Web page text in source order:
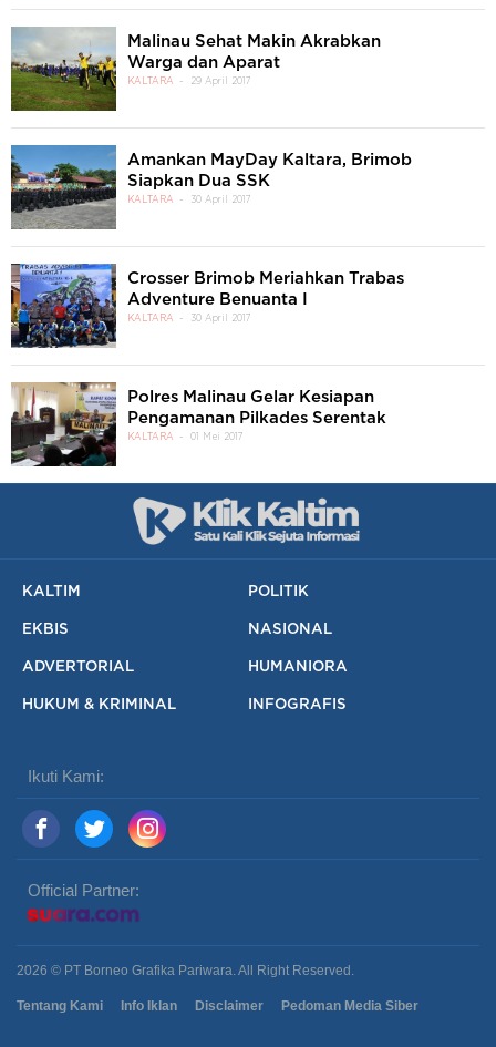
Malinau Sehat Makin Akrabkan
Warga dan Aparat
KALTARA 29 April 2017
Amankan MayDay Kaltara, Brimob
Siapkan Dua SSK
KALTARA 30 April 2017
Crosser Brimob Meriahkan Trabas
Adventure Benuanta I
KALTARA 30 April 2017
Polres Malinau Gelar Kesiapan
Pengamanan Pilkades Serentak
KALTARA 01 Mei 2017
KALTIM POLITIK
EKBIS NASIONAL
ADVERTORIAL HUMANIORA
HUKUM & KRIMINAL INFOGRAFIS
Ikuti Kami:
Official Partner:
2026 © PT Borneo Grafika Pariwara. All Right Reserved.
Tentang Kami Info Iklan Disclaimer Pedoman Media Siber